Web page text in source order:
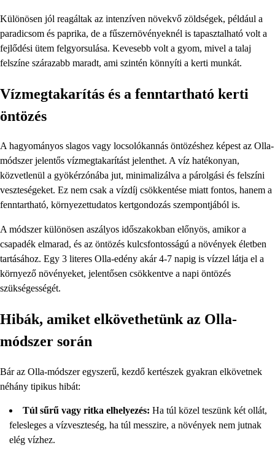
Különösen jól reagáltak az intenzíven növekvő zöldségek, például a
paradicsom és paprika, de a fűszernövényeknél is tapasztalható volt a
fejlődési ütem felgyorsulása. Kevesebb volt a gyom, mivel a talaj
felszíne szárazabb maradt, ami szintén könnyíti a kerti munkát.
Vízmegtakarítás és a fenntartható kerti
öntözés
A hagyományos slagos vagy locsolókannás öntözéshez képest az Olla-
módszer jelentős vízmegtakarítást jelenthet. A víz hatékonyan,
közvetlenül a gyökérzónába jut, minimalizálva a párolgási és felszíni
veszteségeket. Ez nem csak a vízdíj csökkentése miatt fontos, hanem a
fenntartható, környezettudatos kertgondozás szempontjából is.
A módszer különösen aszályos időszakokban előnyös, amikor a
csapadék elmarad, és az öntözés kulcsfontosságú a növények életben
tartásához. Egy 3 literes Olla-edény akár 4-7 napig is vízzel látja el a
környező növényeket, jelentősen csökkentve a napi öntözés
szükségességét.
Hibák, amiket elkövethetünk az Olla-
módszer során
Bár az Olla-módszer egyszerű, kezdő kertészek gyakran elkövetnek
néhány tipikus hibát:
Túl sűrű vagy ritka elhelyezés: Ha túl közel teszünk két ollát,
felesleges a vízveszteség, ha túl messzire, a növények nem jutnak
elég vízhez.